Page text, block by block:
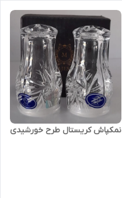
نمکپاش کریستال طرح خورشیدی